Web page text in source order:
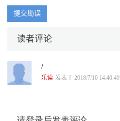
KANO 模型 /黑桃5
眯眼测试 /黑桃8
PEST 分析 /黑桃J
情绪板 /黑桃Q
商业模式画布 /梅花3
提交勘误
读者评论
/
乐读 发表于 2018/7/10 14:40:49